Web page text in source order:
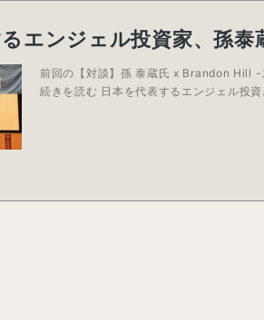
エンジェル投資家、孫
前回の【対談】孫 泰蔵氏 x Brandon Hill
続きを読む 日本を代表するエンジェル投資